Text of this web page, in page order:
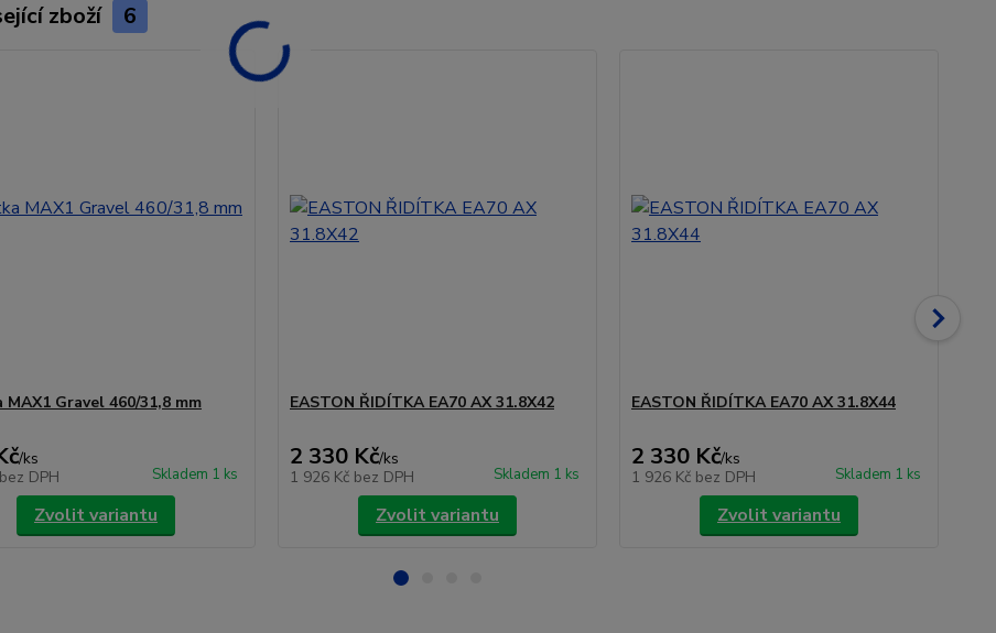
zboží 6
Gravel 460/31,8 mm
/ks
bez DPH Skladem 1 ks
Zvolit variantu
EASTON ŘIDÍTKA EA70 AX 31.8X42
2 330 Kč/ks
1 926 Kč bez DPH Skladem 1 ks
Zvolit variantu
EASTON ŘIDÍTKA EA70 AX 31.8X44
2 330 Kč/ks
1 926 Kč bez DPH Skladem 1 ks
Zvolit variantu